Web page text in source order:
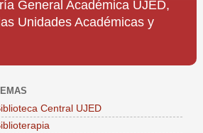
General Académica UJED,
Unidades Académicas y
Central UJED